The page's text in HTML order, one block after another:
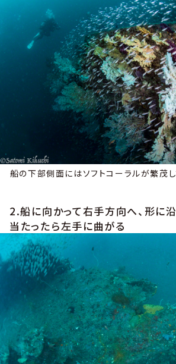
船の下部側面にはソフトコーラルが繁茂
2.船に向かって右手方向へ、形に
当たったら左手に曲がる